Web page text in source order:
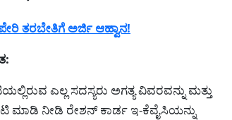
ತರಬೇತಿಗೆ ಅರ್ಜಿ ಆಹ್ವಾನ!
ಎಲ್ಲ ಸದಸ್ಯರು ಅಗತ್ಯ ವಿವರವನ್ನು ಮತ್ತು
ಮಾಡಿ ನೀಡಿ ರೇಶನ್ ಕಾರ್ಡ ಇ-ಕೆವೈಸಿಯನ್ನು